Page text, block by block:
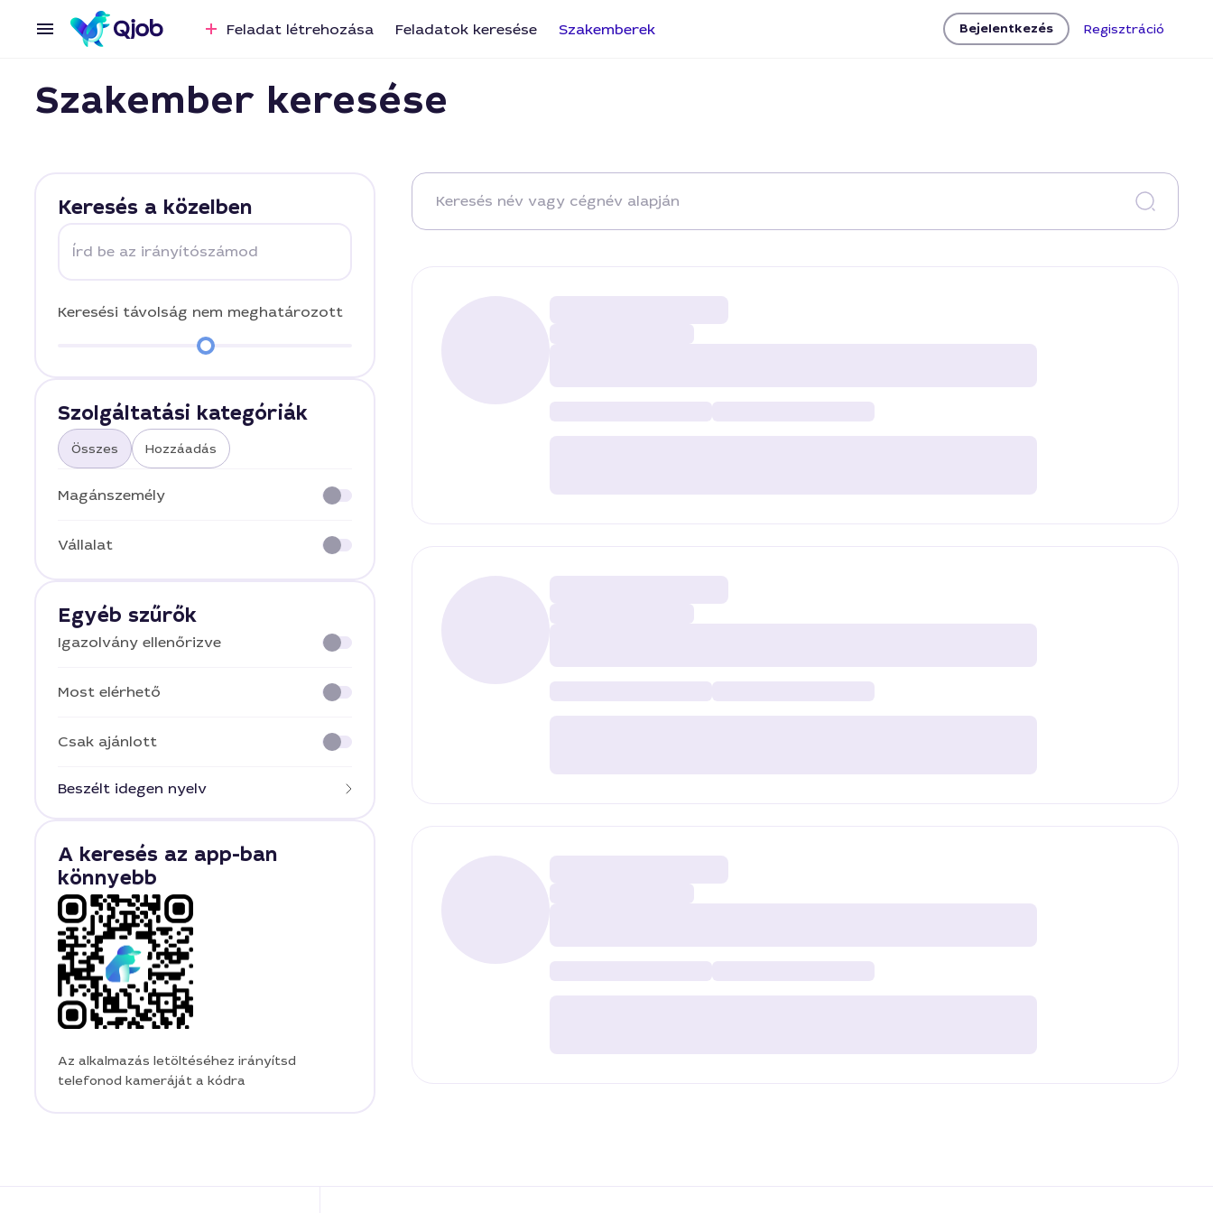
Feladat létrehozása Feladatok keresése Szakemberek Bejelentkezés Regisztráció
Szakember keresése
Keresés a közelben
Írd be az irányítószámod
Keresési távolság nem meghatározott
Szolgáltatási kategóriák
Összes Hozzáadás
Magánszemély
Vállalat
Egyéb szűrők
Igazolvány ellenőrizve
Most elérhető
Csak ajánlott
Beszélt idegen nyelv
A keresés az app-ban
könnyebb
Az alkalmazás letöltéséhez irányítsd
telefonod kameráját a kódra